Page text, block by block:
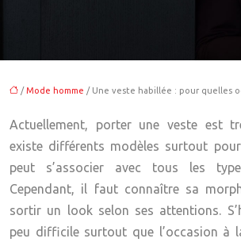
/Mode homme / Une veste habillée : pour quelles
Actuellement, porter une veste est
existe différents modèles surtout
peut s’associer avec tous les
Cependant, il faut connaître sa
sortir un look selon ses attentions.
peu difficile surtout que l’occasion à